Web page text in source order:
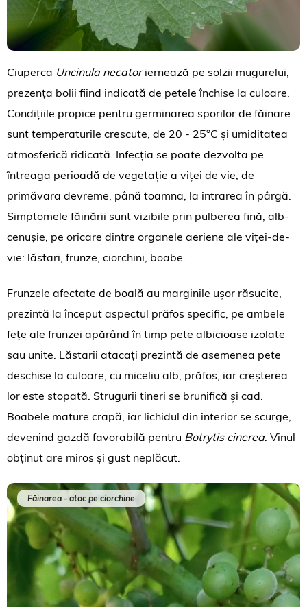
Ciuperca Uncinula necatoriernează pe solzii mugurelui,
prezența bolii fiind indicată de petele închise la culoare.
Condițiile propice pentru germinarea sporilor de făinare
sunt temperaturile crescute, de 20 - 25°C și umiditatea
atmosferică ridicată. Infecția se poate dezvolta pe
întreaga perioadă de vegetație a viței de vie, de
primăvara devreme, până toamna, la intrarea în pârgă.
Simptomele făinării sunt vizibile prin pulberea fină, alb-
cenușie, pe oricare dintre organele aeriene ale viței-de-
vie: lăstari, frunze, ciorchini, boabe.
Frunzele afectate de boală au marginile ușor răsucite,
prezintă la început aspectul prăfos specific, pe ambele
fețe ale frunzei apărând în timp pete albicioase izolate
sau unite. Lăstarii atacați prezintă de asemenea pete
deschise la culoare, cu miceliu alb, prăfos, iar creșterea
lor este stopată. Strugurii tineri se brunifică și cad.
Boabele mature crapă, iar lichidul din interior se scurge,
devenind gazdă favorabilă pentru Botrytis cinerea. Vinul
obținut are miros și gust neplăcut.
Făinarea - atac pe ciorchine